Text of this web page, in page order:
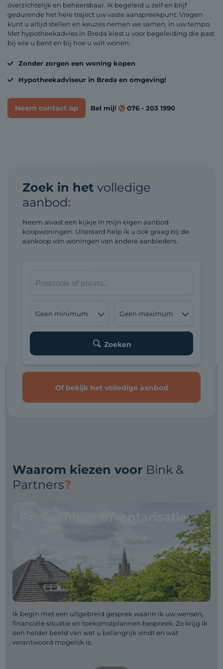
overzichtelijk en beheersbaar. Ik begeleid u zelf en blijf
gedurende het hele traject uw vaste aanspreekpunt. Vragen
kunt u altijd stellen en keuzes nemen we samen, in uw tempo.
Met hypotheekadvies in Breda kiest u voor begeleiding die past
bij wie u bent en bij hoe u wilt wonen.
Zonder zorgen een woning kopen
Hypotheekadviseur in Breda en omgeving!
Neem contact op Bel mij! 076 - 203 1990
Zoek in het volledige
aanbod:
Neem alvast een kijkje in mijn eigen aanbod
koopwoningen. Uiteraard help ik u ook graag bij de
aankoop van woningen van andere aanbieders.
Zoeken
Of bekijk het volledige aanbod
Waarom kiezen voor Bink &
Partners?
Persoonlijke inventarisatie
Ik begin met een uitgebreid gesprek waarin ik uw wensen,
financiële situatie en toekomstplannen bespreek. Zo krijg ik
een helder beeld van wat u belangrijk vindt en wat
verantwoord mogelijk is.